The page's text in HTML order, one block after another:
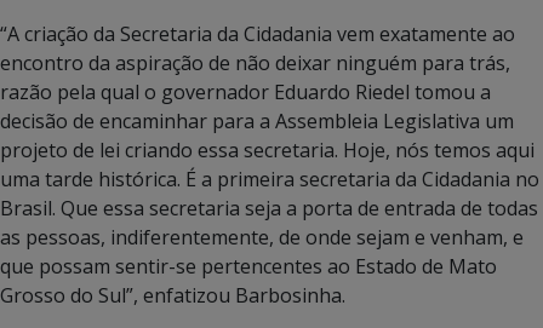
“A criação da Secretaria da Cidadania vem exatamente ao
encontro da aspiração de não deixar ninguém para trás,
razão pela qual o governador Eduardo Riedel tomou a
decisão de encaminhar para a Assembleia Legislativa um
projeto de lei criando essa secretaria. Hoje, nós temos aqui
uma tarde histórica. É a primeira secretaria da Cidadania no
Brasil. Que essa secretaria seja a porta de entrada de todas
as pessoas, indiferentemente, de onde sejam e venham, e
que possam sentir-se pertencentes ao Estado de Mato
Grosso do Sul”, enfatizou Barbosinha.